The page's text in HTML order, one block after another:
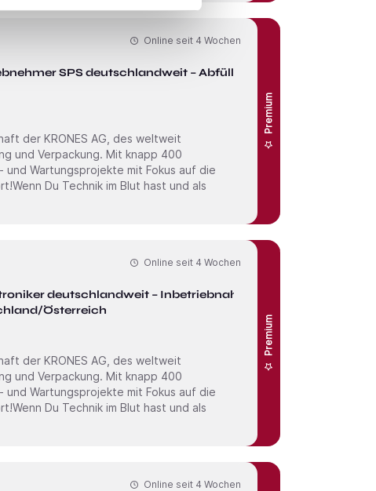
SPS deutschlandweit – Abfüll- &
Premium
Online seit 4 Wochen
der KRONES AG, des weltweit
und Verpackung. Mit knapp 400
Wartungs­projekte mit Fokus auf die
deutschlandweit – Inbetriebnahme
Österreich
Premium
Online seit 4 Wochen
der KRONES AG, des weltweit
und Verpackung. Mit knapp 400
Wartungs­projekte mit Fokus auf die
Online seit 4 Wochen